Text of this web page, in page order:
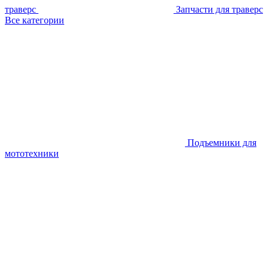
траверс
Запчасти для траверс
Все категории
Подъемники для
мототехники